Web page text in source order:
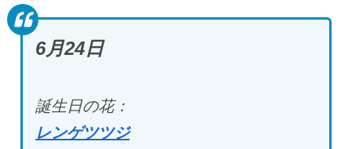
6月24日
誕生日の花：
レンゲツツジ